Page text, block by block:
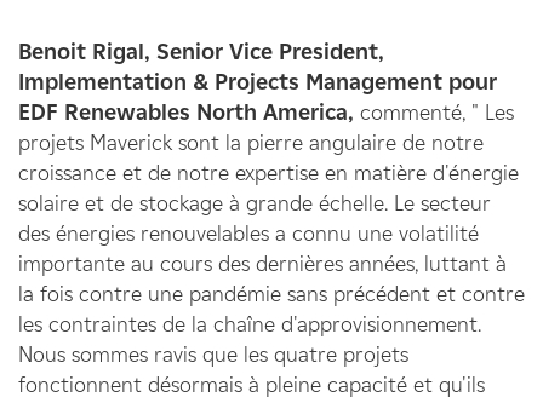
Benoit Rigal, Senior Vice President,
Implementation & Projects Management pour
EDF Renewables North America, commenté, " Les
projets Maverick sont la pierre angulaire de notre
croissance et de notre expertise en matière d'énergie
solaire et de stockage à grande échelle. Le secteur
des énergies renouvelables a connu une volatilité
importante au cours des dernières années, luttant à
la fois contre une pandémie sans précédent et contre
les contraintes de la chaîne d'approvisionnement.
Nous sommes ravis que les quatre projets
fonctionnent désormais à pleine capacité et qu'ils